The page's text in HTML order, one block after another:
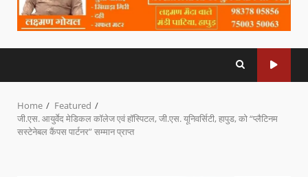
Home
Featured
जी.एस. आयुर्वेद मेडिकल कॉलेज एवं हॉस्पिटल, जी.एस. यूनिवर्सिटी, हापुड, को “प्लैटिनम
सस्टेनेबल कैंपस पार्टनर” सम्मान प्राप्त